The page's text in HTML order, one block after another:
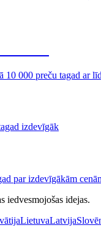
10 000 preču tagad ar
izdevīgāk
par izdevīgākām
iedvesmojošas idejas.
LietuvaLatvija